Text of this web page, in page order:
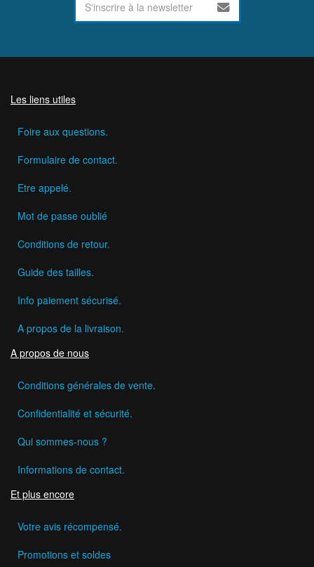
Les liens utiles
Foire aux questions.
Formulaire de contact.
Etre appelé.
Mot de passe oublié
Conditions de retour.
Guide des tailles.
Info paiement sécurisé.
A propos de la livraison.
A propos de nous
Conditions générales de vente.
Confidentialité et sécurité.
Qui sommes-nous ?
Informations de contact.
Et plus encore
Votre avis récompensé.
Promotions et soldes